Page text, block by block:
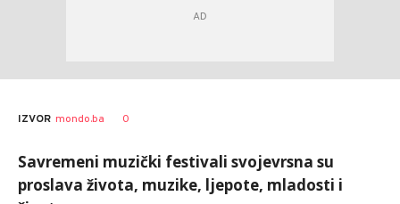
AUTOR Kerkez
IZVOR mondo.ba 0
Savremeni muzički festivali svojevrsna su
proslava života, muzike, ljepote, mladosti i